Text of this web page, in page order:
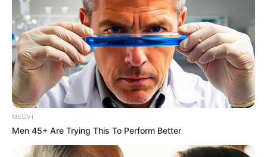
MEDVI
Men 45+ Are Trying This To Perform Better